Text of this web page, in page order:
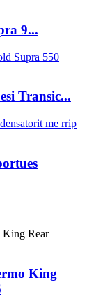
9...
Transic...
King